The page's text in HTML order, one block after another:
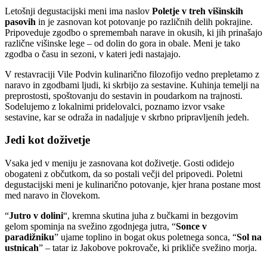
Letošnji degustacijski meni ima naslov Poletje v treh višinskih
pasovih in je zasnovan kot potovanje po različnih delih pokrajine.
Pripoveduje zgodbo o spremembah narave in okusih, ki jih prinašajo
različne višinske lege – od dolin do gora in obale. Meni je tako
zgodba o času in sezoni, v kateri jedi nastajajo.
V restavraciji Vile Podvin kulinarično filozofijo vedno prepletamo z
naravo in zgodbami ljudi, ki skrbijo za sestavine. Kuhinja temelji na
preprostosti, spoštovanju do sestavin in poudarkom na trajnosti.
Sodelujemo z lokalnimi pridelovalci, poznamo izvor vsake
sestavine, kar se odraža in nadaljuje v skrbno pripravljenih jedeh.
Jedi kot doživetje
Vsaka jed v meniju je zasnovana kot doživetje. Gosti odidejo
obogateni z občutkom, da so postali večji del pripovedi. Poletni
degustacijski meni je kulinarično potovanje, kjer hrana postane most
med naravo in človekom.
“Jutro v dolini“, kremna skutina juha z bučkami in bezgovim
gelom spominja na svežino zgodnjega jutra, “Sonce v
paradižniku” ujame toplino in bogat okus poletnega sonca, “Sol na
ustnicah” – tatar iz Jakobove pokrovače, ki prikliče svežino morja.